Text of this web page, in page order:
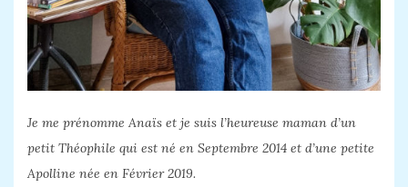
Je me prénomme Anaïs et je suis l’heureuse maman d’un
petit Théophile qui est né en Septembre 2014 et d’une petite
Apolline née en Février 2019.